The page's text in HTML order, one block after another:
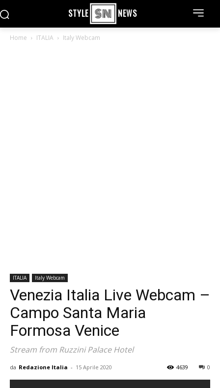
STYLE NEWS
Home ITALIA Italy Webcam
ITALIA Italy Webcam
Venezia Italia Live Webcam –
Campo Santa Maria
Formosa Venice
Stream from Ruzzini Palace Hotel
da Redazione Italia - 15 Aprile 2020 0
4639